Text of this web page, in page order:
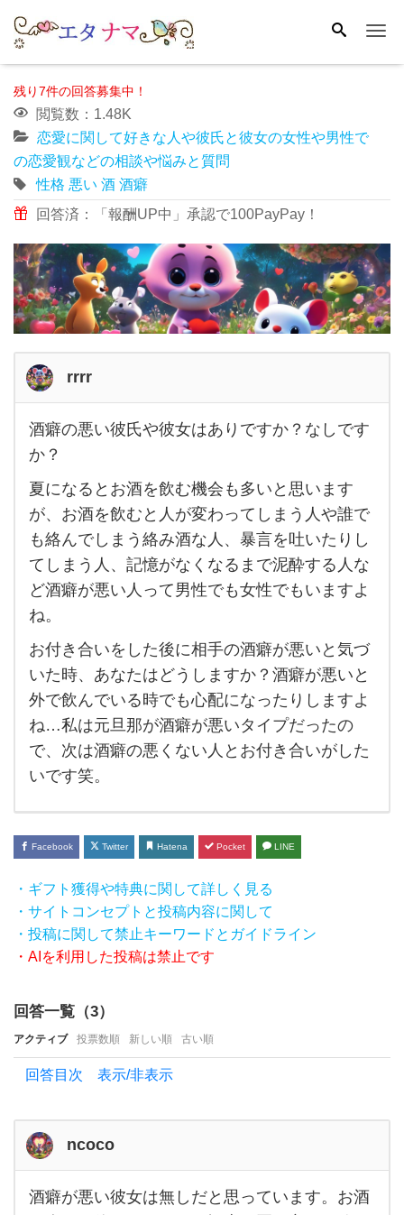
残り7件の回答募集中！
閲覧数：1.48K
恋愛に関して好きな人や彼氏と彼女の女性や男性で
の恋愛観などの相談や悩みと質問
性格 悪い 酒 酒癖
回答済：「報酬UP中」承認で100PayPay！
rrrr
酒癖
い彼
氏や
彼女
は
あ
で
す
か？
な
し
か？
夏に
な
る
と
を飲
む機
会も
と思
い
ま
す
酒癖の悪い彼氏や彼女はありですか？なしです
か？
夏になるとお酒を飲む機会も多いと思います
が、お酒を飲むと人が変わってしまう人や誰で
も絡んでしまう絡み酒な人、暴言を吐いたりし
てしまう人、記憶がなくなるまで泥酔する人な
ど酒癖が悪い人って男性でも女性でもいますよ
ね。
お付き合いをした後に相手の酒癖が悪いと気づ
いた時、あなたはどうしますか？酒癖が悪いと
外で飲んでいる時でも心配になったりしますよ
ね…私は元旦那が酒癖が悪いタイプだったの
で、次は酒癖の悪くない人とお付き合いがした
いです笑。
Facebook Twitter Hatena Pocket LINE
・ギフト獲得や特典に関して詳しく見る
・サイトコンセプトと投稿内容に関して
・投稿に関して禁止キーワードとガイドライン
・AIを利用した投稿は禁止です
回答一覧（3）
アクティブ 投票数順 新しい順 古い順
回答目次 表示/非表示
ncoco
酒癖
酒癖が悪い彼女は無しだと思っています。お酒